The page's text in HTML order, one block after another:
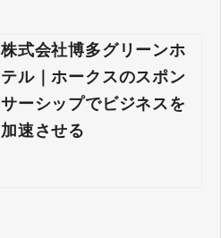
株式会社博多グリーンホ
テル｜ホークスのスポン
サーシップでビジネスを
加速させる